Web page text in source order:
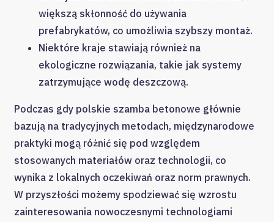
większą skłonność do używania
prefabrykatów, co umożliwia szybszy montaż.
Niektóre kraje stawiają również na
ekologiczne rozwiązania, takie jak systemy
zatrzymujące wodę deszczową.
Podczas gdy polskie szamba betonowe głównie
bazują na tradycyjnych metodach, międzynarodowe
praktyki mogą różnić się pod względem
stosowanych materiałów oraz technologii, co
wynika z lokalnych oczekiwań oraz norm prawnych.
W przyszłości możemy spodziewać się wzrostu
zainteresowania nowoczesnymi technologiami